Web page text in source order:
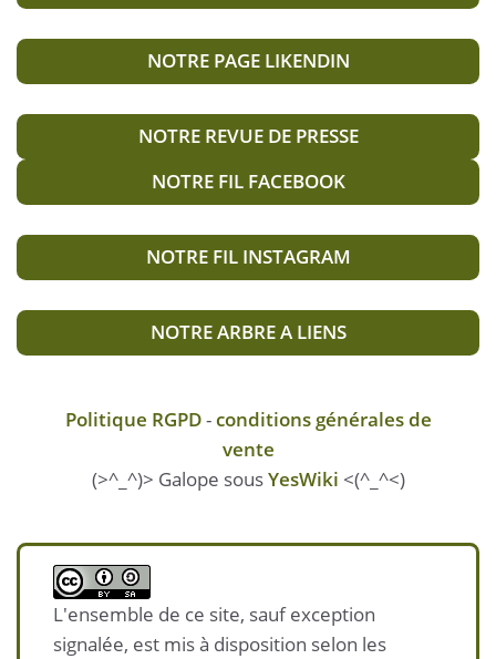
NOTRE PAGE LIKENDIN
NOTRE REVUE DE PRESSE
NOTRE FIL FACEBOOK
NOTRE FIL INSTAGRAM
NOTRE ARBRE A LIENS
Politique RGPD-conditions générales de
vente
(>^_^)> Galope sousYesWiki <(^_^<)
L'ensemble de ce site, sauf exception
signalée, est mis à disposition selon les